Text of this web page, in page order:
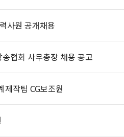
사원 공개채용
협회 사무총장 채용 공고
제작팀 CG보조원